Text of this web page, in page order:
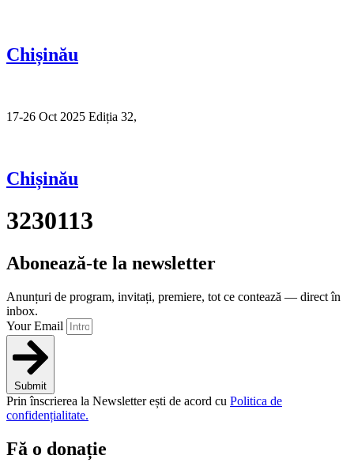
Chișinău
17-26 Oct 2025 Ediția 32,
Chișinău
3230113
Abonează-te la newsletter
Anunțuri de program, invitați, premiere, tot ce contează — direct în
inbox.
Your Email
Submit
Prin înscrierea la Newsletter ești de acord cu Politica de
confidențialitate.
Fă o donație